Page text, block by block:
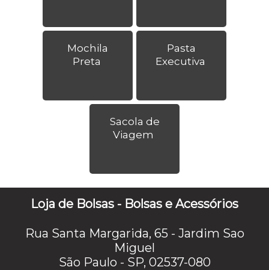
Mochila
Preta
Pasta
Executiva
Sacola de
Viagem
Loja de Bolsas - Bolsas e Acessórios
Rua Santa Margarida, 65 - Jardim Sao
Miguel
São Paulo - SP, 02537-080